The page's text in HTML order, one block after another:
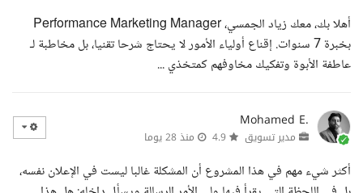
أهلا بك، معك زياد الجمسي، Performance Marketing Manager
بخبرة 7 سنوات. إقناع أولياء الأمور لا يحتاج شرحا تقنيا، بل مخاطبة لـ
عاطفة الأبوة وتفكيك مخاوفهم كمتخذي ...
Mohamed E.
مدير تسويق منذ 28 يوما
أكثر شيء مهم في هذا المشروع أن المشكلة غالبا ليست في الإعلان نفسه،